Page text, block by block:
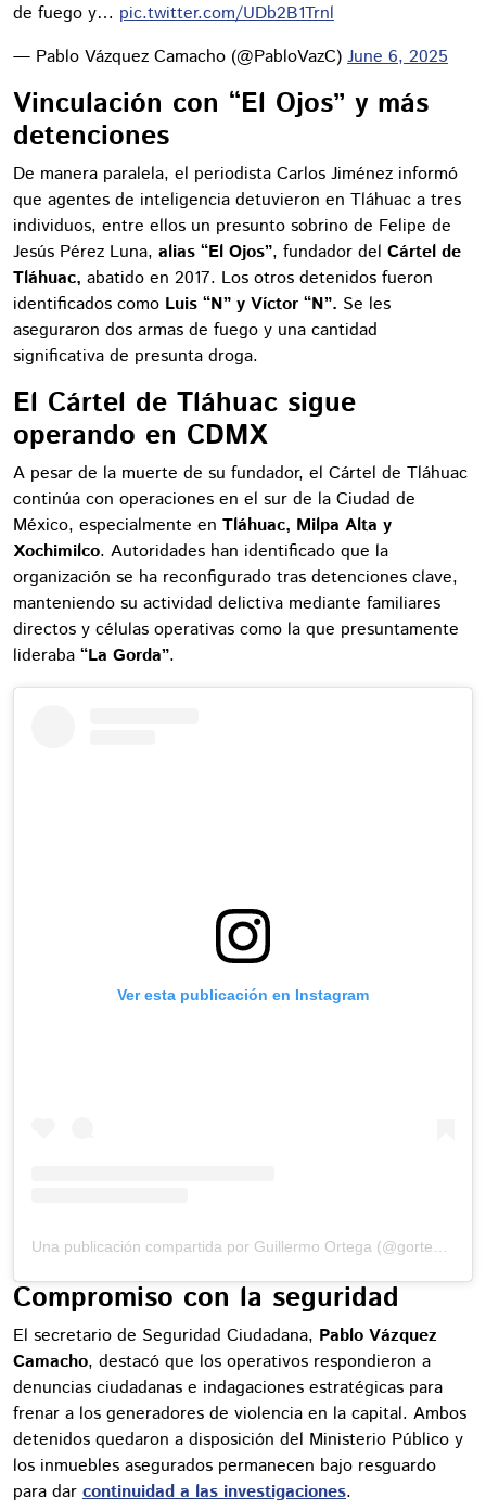
de fuego y… pic.twitter.com/UDb2B1Trnl
— Pablo Vázquez Camacho (@PabloVazC) June 6, 2025
Vinculación con “El Ojos” y más
detenciones
De manera paralela, el periodista Carlos Jiménez informó
que agentes de inteligencia detuvieron en Tláhuac a tres
individuos, entre ellos un presunto sobrino de Felipe de
Jesús Pérez Luna, alias “El Ojos”, fundador del Cártel de
Tláhuac, abatido en 2017. Los otros detenidos fueron
identificados como Luis “N” y Víctor “N”. Se les
aseguraron dos armas de fuego y una cantidad
significativa de presunta droga.
El Cártel de Tláhuac sigue
operando en CDMX
A pesar de la muerte de su fundador, el Cártel de Tláhuac
continúa con operaciones en el sur de la Ciudad de
México, especialmente en Tláhuac, Milpa Alta y
Xochimilco. Autoridades han identificado que la
organización se ha reconfigurado tras detenciones clave,
manteniendo su actividad delictiva mediante familiares
directos y células operativas como la que presuntamente
lideraba “La Gorda”.
Ver esta publicación en Instagram
Compromiso con la seguridad
El secretario de Seguridad Ciudadana, Pablo Vázquez
Camacho, destacó que los operativos respondieron a
denuncias ciudadanas e indagaciones estratégicas para
frenar a los generadores de violencia en la capital. Ambos
detenidos quedaron a disposición del Ministerio Público y
los inmuebles asegurados permanecen bajo resguardo
para dar continuidad a las investigaciones.